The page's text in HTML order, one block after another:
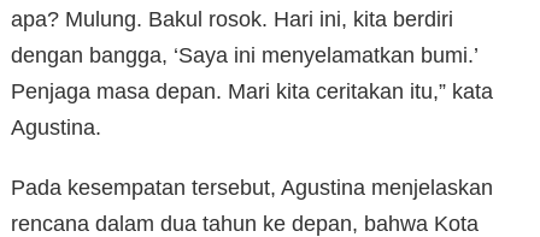
apa? Mulung. Bakul rosok. Hari ini, kita berdiri
dengan bangga, ‘Saya ini menyelamatkan bumi.’
Penjaga masa depan. Mari kita ceritakan itu,” kata
Agustina.
Pada kesempatan tersebut, Agustina menjelaskan
rencana dalam dua tahun ke depan, bahwa Kota